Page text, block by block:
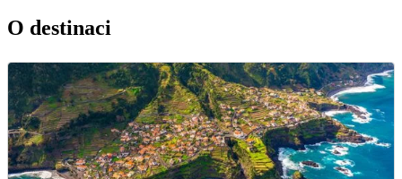
O destinaci